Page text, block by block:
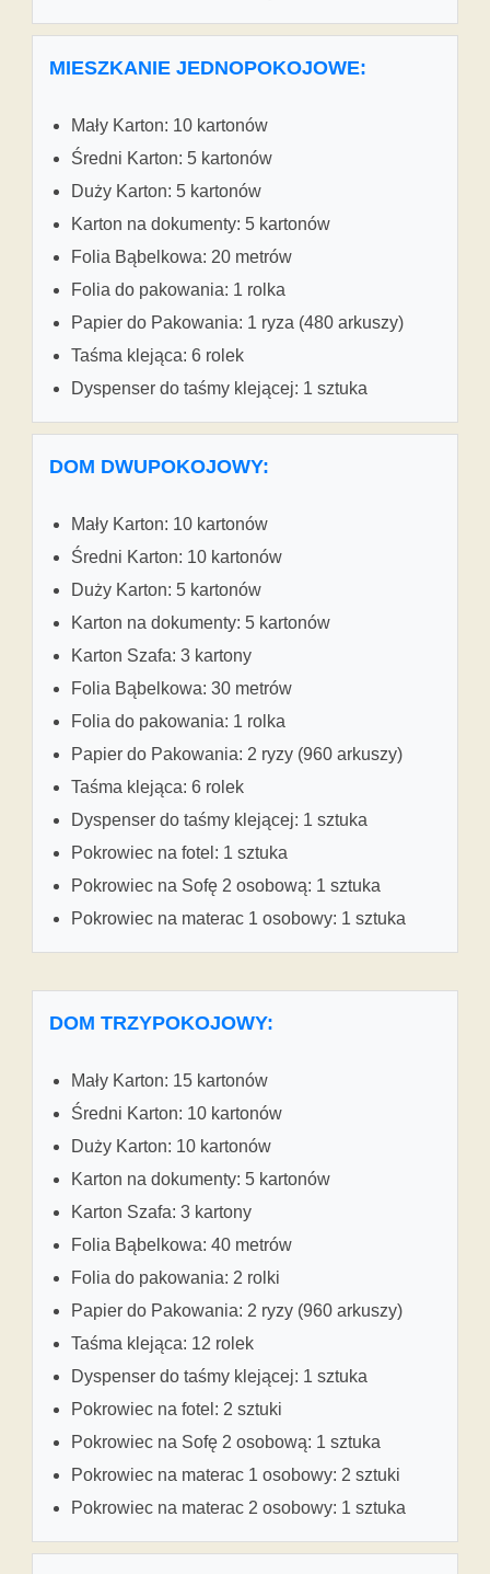
MIESZKANIE JEDNOPOKOJOWE:
Mały Karton: 10 kartonów
Średni Karton: 5 kartonów
Duży Karton: 5 kartonów
Karton na dokumenty: 5 kartonów
Folia Bąbelkowa: 20 metrów
Folia do pakowania: 1 rolka
Papier do Pakowania: 1 ryza (480 arkuszy)
Taśma klejąca: 6 rolek
Dyspenser do taśmy klejącej: 1 sztuka
DOM DWUPOKOJOWY:
Mały Karton: 10 kartonów
Średni Karton: 10 kartonów
Duży Karton: 5 kartonów
Karton na dokumenty: 5 kartonów
Karton Szafa: 3 kartony
Folia Bąbelkowa: 30 metrów
Folia do pakowania: 1 rolka
Papier do Pakowania: 2 ryzy (960 arkuszy)
Taśma klejąca: 6 rolek
Dyspenser do taśmy klejącej: 1 sztuka
Pokrowiec na fotel: 1 sztuka
Pokrowiec na Sofę 2 osobową: 1 sztuka
Pokrowiec na materac 1 osobowy: 1 sztuka
DOM TRZYPOKOJOWY:
Mały Karton: 15 kartonów
Średni Karton: 10 kartonów
Duży Karton: 10 kartonów
Karton na dokumenty: 5 kartonów
Karton Szafa: 3 kartony
Folia Bąbelkowa: 40 metrów
Folia do pakowania: 2 rolki
Papier do Pakowania: 2 ryzy (960 arkuszy)
Taśma klejąca: 12 rolek
Dyspenser do taśmy klejącej: 1 sztuka
Pokrowiec na fotel: 2 sztuki
Pokrowiec na Sofę 2 osobową: 1 sztuka
Pokrowiec na materac 1 osobowy: 2 sztuki
Pokrowiec na materac 2 osobowy: 1 sztuka